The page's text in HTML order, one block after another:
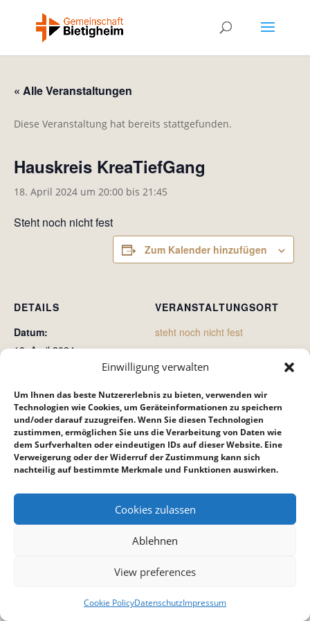
Einwilligung verwalten
Um Ihnen das beste Nutzererlebnis zu bieten, verwenden wir
Technologien wie Cookies, um Geräteinformationen zu speichern
und/oder darauf zuzugreifen. Wenn Sie diesen Technologien
zustimmen, ermöglichen Sie uns die Verarbeitung von Daten wie
dem Surfverhalten oder eindeutigen IDs auf dieser Website. Eine
Verweigerung oder der Widerruf der Zustimmung kann sich
nachteilig auf bestimmte Merkmale und Funktionen auswirken.
Cookies zulassen
Ablehnen
View preferences
Cookie PolicyDatenschutzImpressum
« Alle Veranstaltungen
Diese Veranstaltung hat bereits stattgefunden.
Hauskreis KreaTiefGang
18. April 2024 um 20:00 bis 21:45
Steht noch nicht fest
Zum Kalender hinzufügen
DETAILS
Datum:
18. April 2024
VERANSTALTUNGSORT
steht noch nicht fest
Crossroad (Crossis) Teenkreis